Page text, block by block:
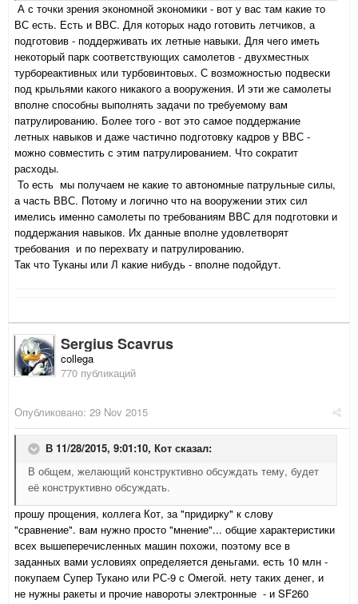
А с точки зрения экономной экономики - вот у вас там какие то
ВС есть. Есть и ВВС. Для которых надо готовить летчиков, а
подготовив - поддерживать их летные навыки. Для чего иметь
некоторый парк соответствующих самолетов - двухместных
турбореактивных или турбовинтовых. С возможностью подвески
под крыльями какого никакого а вооружения. И эти же самолеты
вполне способны выполнять задачи по требуемому вам
патрулированию. Более того - вот это самое поддержание
летных навыков и даже частично подготовку кадров у ВВС -
можно совместить с этим патрулированием. Что сократит
расходы.
То есть мы получаем не какие то автономные патрульные силы,
а часть ВВС. Потому и логично что на вооружении этих сил
имелись именно самолеты по требованиям ВВС для подготовки и
поддержания навыков. Их данные вполне удовлетворят
требования и по перехвату и патрулированию.
Так что Туканы или Л какие нибудь - вполне подойдут.
Sergius Scavrus
collega
770 публикаций
Опубликовано: 29 Nov 2015
В 11/28/2015, 9:01:10, Кот сказал:
В общем, желающий конструктивно обсуждать тему, будет
её конструктивно обсуждать.
прошу прощения, коллега Кот, за "придирку" к слову
"сравнение". вам нужно просто "мнение"... общие характеристики
всех вышеперечисленных машин похожи, поэтому все в
заданных вами условиях определяется деньгами. есть 10 млн -
покупаем Супер Тукано или РС-9 с Омегой. нету таких денег, и
не нужны ракеты и прочие навороты электронные - и SF260